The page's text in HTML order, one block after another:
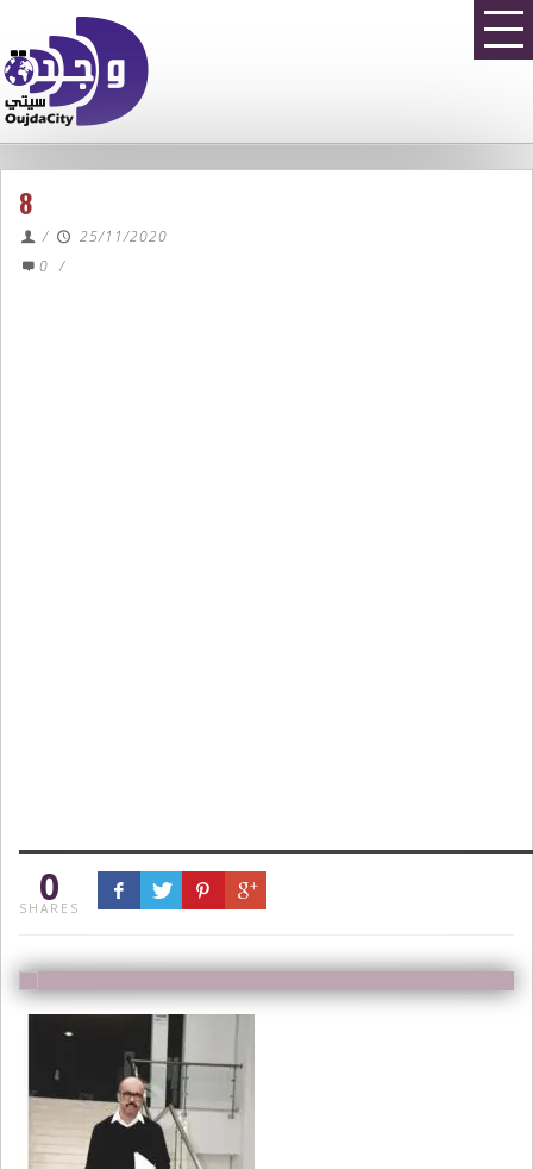
8
/
25/11/2020
0 /
0
SHARES